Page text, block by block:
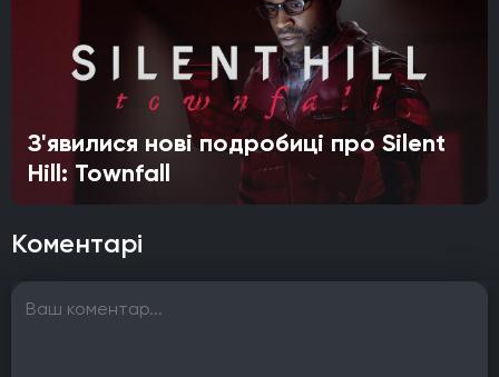
З'явилися нові подробиці про Silent
Hill: Townfall
Коментарі